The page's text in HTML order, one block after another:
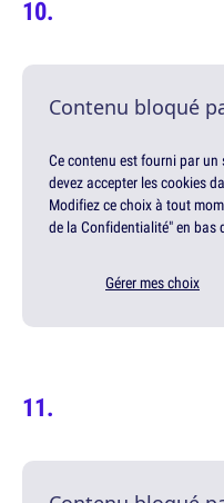
Contenu bloqué
Ce contenu est fourni par
devez accepter les cookies
Modifiez ce choix à tout
de la Confidentialité" en bas
Gérer mes choix